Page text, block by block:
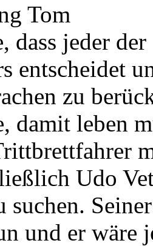
Tom
dass jeder
entscheidet
zu
damit leben
Udo
suchen.
und er wäre